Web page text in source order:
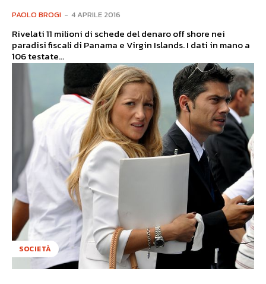
PAOLO BROGI - 4 APRILE 2016
Rivelati 11 milioni di schede del denaro off shore nei
paradisi fiscali di Panama e Virgin Islands. I dati in mano a
106 testate...
SOCIETÀ